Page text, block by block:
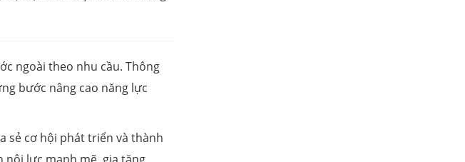
ngoài theo nhu cầu. Thông
bước nâng cao năng lực
sẻ cơ hội phát triển và thành